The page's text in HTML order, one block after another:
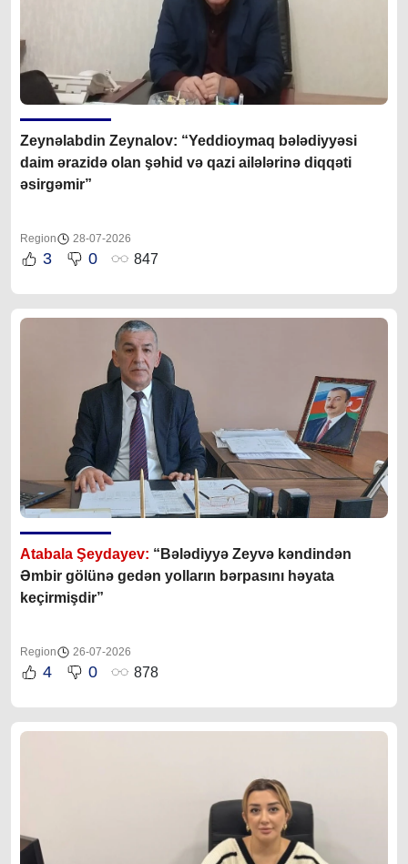
Zeynəlabdin Zeynalov: “Yeddioymaq bələdiyyəsi
daim ərazidə olan şəhid və qazi ailələrinə diqqəti
əsirgəmir”
Region 28-07-2026
3 0 847
Atabala Şeydayev: “Bələdiyyə Zeyvə kəndindən
Əmbir gölünə gedən yolların bərpasını həyata
keçirmişdir”
Region 26-07-2026
4 0 878